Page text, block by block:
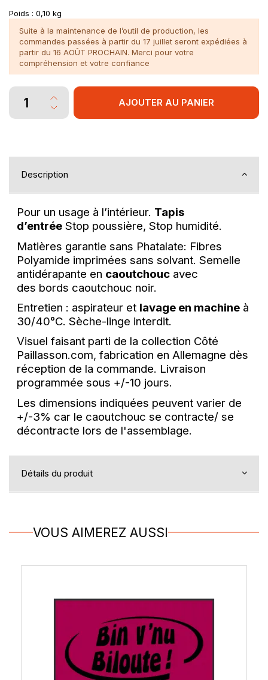
Poids : 0,10 kg
Suite à la maintenance de l’outil de production, les
commandes passées à partir du 17 juillet seront expédiées à
partir du 16 AOÛT PROCHAIN. Merci pour votre
compréhension et votre confiance
AJOUTER AU PANIER
Description
Pour un usage à l’intérieur. Tapis
d’entrée Stop poussière, Stop humidité.
Matières garantie sans Phatalate: Fibres
Polyamide imprimées sans solvant. Semelle
antidérapante en caoutchouc avec
des bords caoutchouc noir.
Entretien : aspirateur et lavage en machine à
30/40°C. Sèche-linge interdit.
Visuel faisant parti de la collection Côté
Paillasson.com, fabrication en Allemagne dès
réception de la commande. Livraison
programmée sous +/-10 jours.
Les dimensions indiquées peuvent varier de
+/-3% car le caoutchouc se contracte/ se
décontracte lors de l'assemblage.
Détails du produit
VOUS AIMEREZ AUSSI